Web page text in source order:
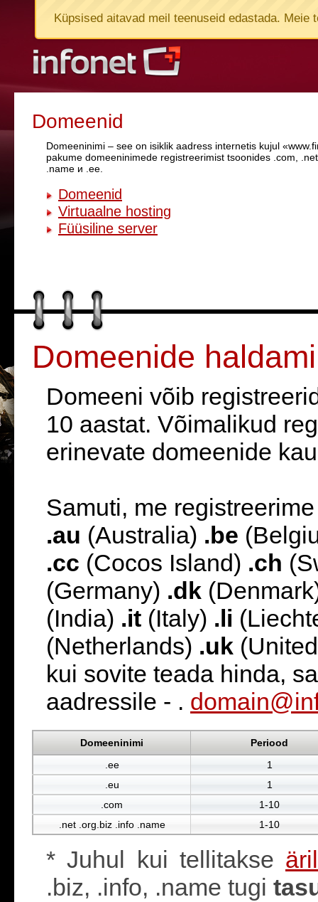
Domeenid
Domeeninimi – see on isiklik aadress internetis kujul
pakume domeeninimede registreerimist tsoonides .com,
.name и .ee.
Domeenid
Virtuaalne hosting
Füüsiline server
Domeenide
Domeeni võib
10 aastat. Võimalikud
erinevate domeenide
Samuti, me
.au (Australia) .be
.cc (Cocos Island) .ch
(Germany) .dk
(India) .it (Italy) .li
(Netherlands) .uk
kui sovite teada hinda,
aadressile - .
Domeeninimi
Periood
.ee
1
.eu
1
.com
1-10
.net .org.biz .info .name
1-10
* Juhul kui tellitakse
.biz, .info, .name tugi
Küpsised aitavad meil teenuseid edastada.